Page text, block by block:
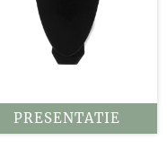
PRESENTATIE